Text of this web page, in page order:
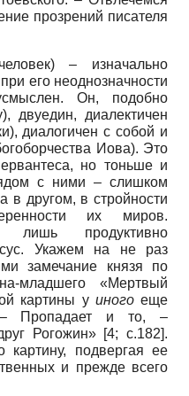
прозрений писателя
– изначально
его неоднозначности
Он, подобно
двуедин, диалектичен
диалогичен с собой и
Иова). Это
но тоньше и
с ними – слишком
в другом, в стройности
их миров.
лишь продуктивно
Укажем на не раз
замечание князя по
младшего «Мертвый
картины у иногоеще
Пропадает и то, –
Рогожин» [4; с.182].
подвергая ее
и прежде всего